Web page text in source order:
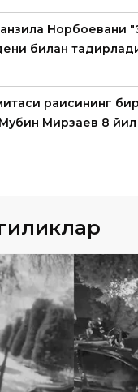
Норбоевани
билан
раисининг
Мирзаев 8 йил